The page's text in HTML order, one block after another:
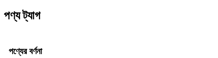
পণ্য ট্যাগ
পণ্যের বর্ণনা